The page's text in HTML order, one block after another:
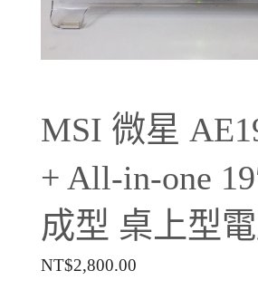
MSI 微星
+ All-in-one
成型 桌上型
NT$2,800.00